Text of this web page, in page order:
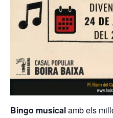
Bingo musicalamb els